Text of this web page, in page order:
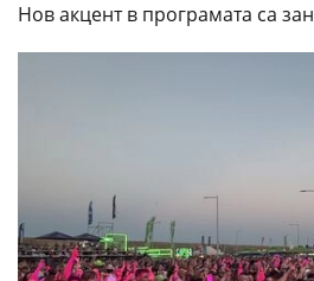
Нов акцент в програмата са